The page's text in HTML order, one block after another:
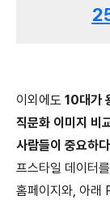
이외에도 10대가
직문화 이미지 비
사람들이 중요하
프스타일 데이터
홈페이지와, 아래